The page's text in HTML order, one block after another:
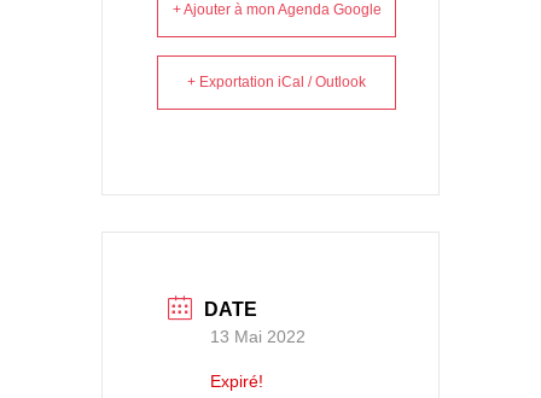
+ Ajouter à mon Agenda Google
+ Exportation iCal / Outlook
DATE
13 Mai 2022
Expiré!